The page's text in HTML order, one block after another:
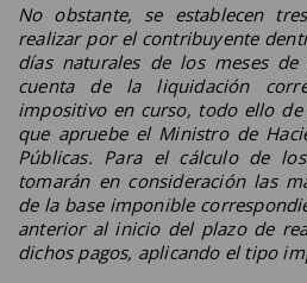
No obstante, se establecen
realizar por el contribuyente
días naturales de los meses
cuenta de la liquidación
impositivo en curso, todo ello
que apruebe el Ministro de
Públicas. Para el cálculo de
tomarán en consideración las
de la base imponible
anterior al inicio del plazo de
dichos pagos, aplicando el tipo